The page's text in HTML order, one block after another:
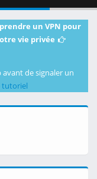
un VPN pour
vie privée
de signaler un
tutoriel